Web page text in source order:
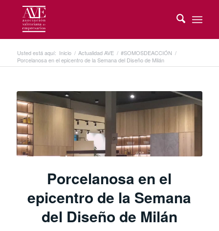
Usted está aquí: Inicio / Actualidad AVE / #SOMOSDEACCIÓN /
Porcelanosa en el epicentro de la Semana del Diseño de Milán
Porcelanosa en el
epicentro de la Semana
del Diseño de Milán